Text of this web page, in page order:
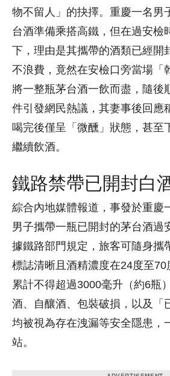
物不留人」的抉擇。重慶一名男
台酒準備乘搭高鐵，但在過安檢
下，理由是其攜帶的酒類已經開
不浪費，竟然在安檢口旁當場「
將一整瓶茅台酒一飲而盡，隨後
件引發網民熱議，其妻事後回應
喝完後僅呈「微醺」狀態，甚至
繼續飲酒。
鐵路禁帶已開封白
綜合內地媒體報道，事發於重慶
男子攜帶一瓶已開封的茅台酒過
據鐵路部門規定，旅客可隨身攜
標誌清晰且酒精濃度在24度至70
累計不得超過3000毫升（約6瓶
酒、自釀酒、包裝破損，以及「
均被視為存在洩漏等安全隱患，
站。